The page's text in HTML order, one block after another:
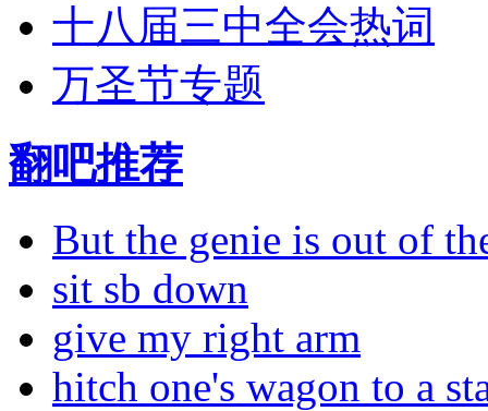
十八届三中全会热词
万圣节专题
翻吧推荐
But the genie is out of
sit sb down
give my right arm
hitch one's wagon to a